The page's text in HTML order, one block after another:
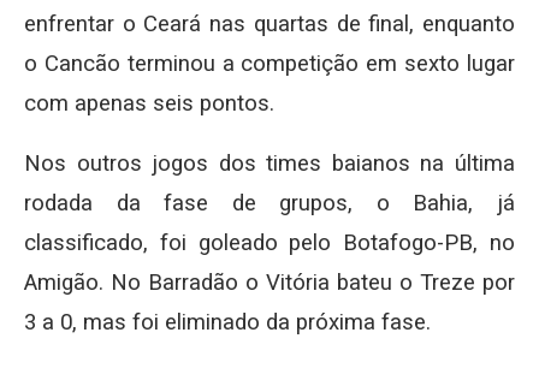
enfrentar o Ceará nas quartas de final, enquanto
o Cancão terminou a competição em sexto lugar
com apenas seis pontos.
Nos outros jogos dos times baianos na última
rodada da fase de grupos, o Bahia, já
classificado, foi goleado pelo Botafogo-PB, no
Amigão. No Barradão o Vitória bateu o Treze por
3 a 0, mas foi eliminado da próxima fase.